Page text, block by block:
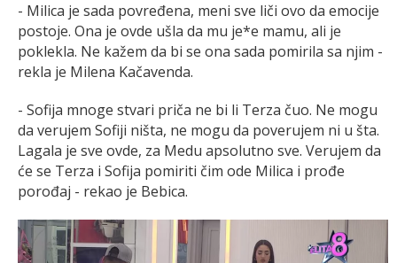
- Milica je sada povređena, meni sve liči ovo da emocije
postoje. Ona je ovde ušla da mu je*e mamu, ali je
poklekla. Ne kažem da bi se ona sada pomirila sa njim -
rekla je Milena Kačavenda.
- Sofija mnoge stvari priča ne bi li Terza čuo. Ne mogu
da verujem Sofiji ništa, ne mogu da poverujem ni u šta.
Lagala je sve ovde, za Medu apsolutno sve. Verujem da
će se Terza i Sofija pomiriti čim ode Milica i prođe
porođaj - rekao je Bebica.